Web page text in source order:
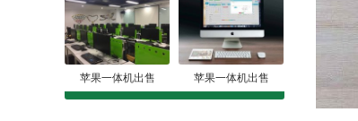
苹果一体机出售 苹果一体机出售